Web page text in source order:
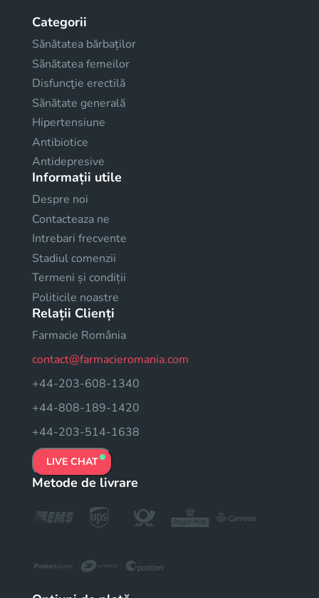
Categorii
Sănătatea bărbaților
Sănătatea femeilor
Disfuncţie erectilă
Sănătate generală
Hipertensiune
Antibiotice
Antidepresive
Informații utile
Despre noi
Contacteaza ne
Intrebari frecvente
Stadiul comenzii
Termeni și condiții
Politicile noastre
Relații Clienți
Farmacie România
contact@farmacieromania.com
+44-203-608-1340
+44-808-189-1420
+44-203-514-1638
LIVE CHAT
Metode de livrare